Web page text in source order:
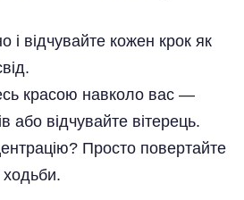
і відчувайте кожен крок як
красою навколо вас —
або відчувайте вітерець.
Просто повертайте